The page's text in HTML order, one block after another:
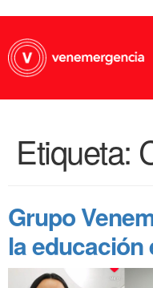
Etiqueta:
Grupo
la